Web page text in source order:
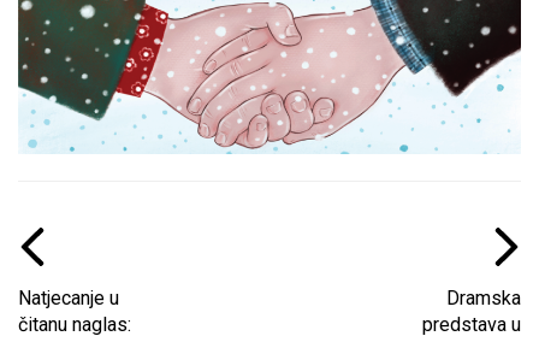
Natjecanje u
čitanu naglas:
Dramska
predstava u